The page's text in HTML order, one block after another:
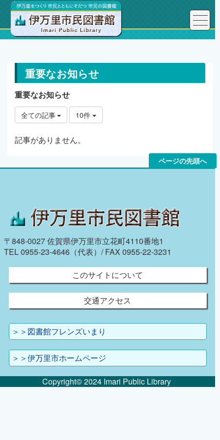
トップページ 重要なお知らせ
重要なお知らせ
重要なお知らせ
全ての記事 10件
記事がありません。
ページの先頭へ
〒848-0027 佐賀県伊万里市立花町4110番地1
TEL 0955-23-4646（代表）/ FAX 0955-22-3231
このサイトについて
交通アクセス
＞＞図書館フレンズいまり
＞＞伊万里市ホームページ
Copyright© 2024 Imari Public Library